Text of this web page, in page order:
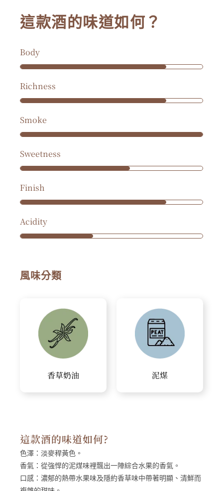
這款酒的味道如何？
Body
Richness
Smoke
Sweetness
Finish
Acidity
風味分類
香草奶油 泥煤
這款酒的味道如何?
色澤： 淡麥稈黃色。
香氣： 從強悍的泥煤味裡飄出一陣綜合水果的香氣。
口感： 濃郁的熱帶水果味及隱約香草味中帶著明顯、清鮮而